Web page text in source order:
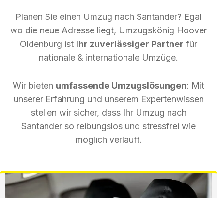
Planen Sie einen Umzug nach Santander? Egal
wo die neue Adresse liegt, Umzugskönig Hoover
Oldenburg ist Ihr zuverlässiger Partner für
nationale & internationale Umzüge.
Wir bieten umfassende Umzugslösungen: Mit
unserer Erfahrung und unserem Expertenwissen
stellen wir sicher, dass Ihr Umzug nach
Santander so reibungslos und stressfrei wie
möglich verläuft.